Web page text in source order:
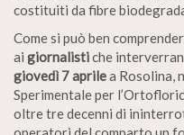
costituiti da fibre
Come si può ben
ai giornalistiche
giovedì 7 aprilea Rosolina,
Sperimentale per
oltre tre decenni di